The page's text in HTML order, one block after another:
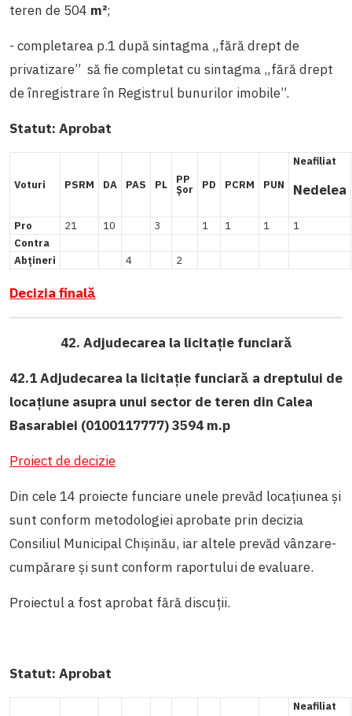
teren de 504 m²;
- completarea p.1 după sintagma „fără drept de
privatizare” să fie completat cu sintagma „fără drept
de înregistrare în Registrul bunurilor imobile”.
Statut: Aprobat
Voturi PSRM DA PAS PL PP
Șor PD PCRM PUN
Neafiliat
Nedelea
Pro 21 10 3 1 1 1
1
Contra
Abțineri
4 2
Decizia finală
42. Adjudecarea la licitație funciară
42.1 Adjudecarea la licitație funciară a dreptului de
locaţiune asupra unui sector de teren din Calea
Basarabiei (0100117777) 3594 m.p
Proiect de decizie
Din cele 14 proiecte funciare unele prevăd locațiunea și
sunt conform metodologiei aprobate prin decizia
Consiliul Municipal Chișinău, iar altele prevăd vânzare-
cumpărare și sunt conform raportului de evaluare.
Proiectul a fost aprobat fără discuții.
Statut: Aprobat
Neafiliat